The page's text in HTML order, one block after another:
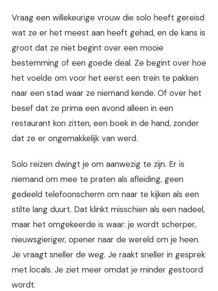
Vraag een willekeurige vrouw die solo heeft gereisd
wat ze er het meest aan heeft gehad, en de kans is
groot dat ze niet begint over een mooie
bestemming of een goede deal. Ze begint over hoe
het voelde om voor het eerst een trein te pakken
naar een stad waar ze niemand kende. Of over het
besef dat ze prima een avond alleen in een
restaurant kon zitten, een boek in de hand, zonder
dat ze er ongemakkelijk van werd.
Solo reizen dwingt je om aanwezig te zijn. Er is
niemand om mee te praten als afleiding, geen
gedeeld telefoonscherm om naar te kijken als een
stilte lang duurt. Dat klinkt misschien als een nadeel,
maar het omgekeerde is waar: je wordt scherper,
nieuwsgieriger, opener naar de wereld om je heen.
Je vraagt sneller de weg. Je raakt sneller in gesprek
met locals. Je ziet meer omdat je minder gestoord
wordt.